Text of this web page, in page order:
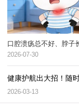
2026-07-30
健康护航出大招！随
2026-03-13